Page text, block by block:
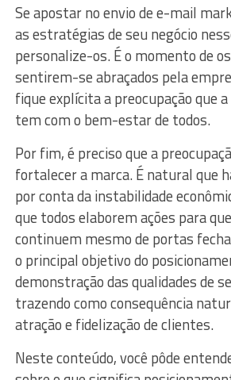
Se apostar no envio de e-mail
as estratégias de seu negócio
personalize-os. É o momento de
sentirem-se abraçados pela
fique explícita a preocupação que
tem com o bem-estar de todos.
Por fim, é preciso que a
fortalecer a marca. É natural que
por conta da instabilidade
que todos elaborem ações para
continuem mesmo de portas
o principal objetivo do
demonstração das qualidades de
trazendo como consequência
atração e fidelização de clientes.
Neste conteúdo, você pôde